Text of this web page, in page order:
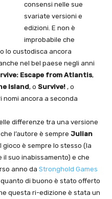
consensi nelle sue
svariate versioni e
edizioni. E non è
improbabile che
lo custodisca ancora
nel bel paese negli anni
Escape from Atlantis,
Island, o Survive! , o
nomi ancora a seconda
differenze tra una versione
l’autore è sempre Julian
gioco è sempre lo stesso (la
il suo inabissamento) e che
anno da Stronghold Games
di buono è stato offerto
questa ri-edizione è stata un